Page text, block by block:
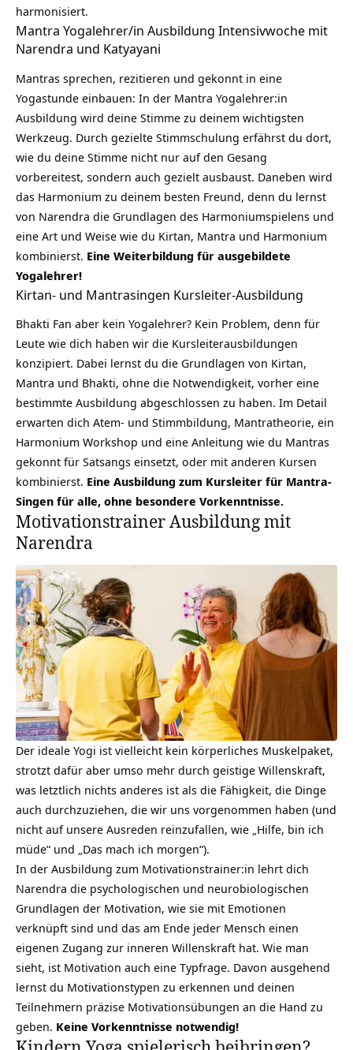
harmonisiert.
Mantra Yogalehrer/in Ausbildung Intensivwoche mit
Narendra und Katyayani
Mantras sprechen, rezitieren und gekonnt in eine
Yogastunde einbauen: In der Mantra Yogalehrer:in
Ausbildung wird deine Stimme zu deinem wichtigsten
Werkzeug. Durch gezielte Stimmschulung erfährst du dort,
wie du deine Stimme nicht nur auf den Gesang
vorbereitest, sondern auch gezielt ausbaust. Daneben wird
das Harmonium zu deinem besten Freund, denn du lernst
von Narendra die Grundlagen des Harmoniumspielens und
eine Art und Weise wie du Kirtan, Mantra und Harmonium
kombinierst. Eine Weiterbildung für ausgebildete
Yogalehrer!
Kirtan- und Mantrasingen Kursleiter-Ausbildung
Bhakti Fan aber kein Yogalehrer? Kein Problem, denn für
Leute wie dich haben wir die Kursleiterausbildungen
konzipiert. Dabei lernst du die Grundlagen von Kirtan,
Mantra und Bhakti, ohne die Notwendigkeit, vorher eine
bestimmte Ausbildung abgeschlossen zu haben. Im Detail
erwarten dich Atem- und Stimmbildung, Mantratheorie, ein
Harmonium Workshop und eine Anleitung wie du Mantras
gekonnt für Satsangs einsetzt, oder mit anderen Kursen
kombinierst. Eine Ausbildung zum Kursleiter für Mantra-
Singen für alle, ohne besondere Vorkenntnisse.
Motivationstrainer Ausbildung mit
Narendra
Der ideale Yogi ist vielleicht kein körperliches Muskelpaket,
strotzt dafür aber umso mehr durch geistige Willenskraft,
was letztlich nichts anderes ist als die Fähigkeit, die Dinge
auch durchzuziehen, die wir uns vorgenommen haben (und
nicht auf unsere Ausreden reinzufallen, wie „Hilfe, bin ich
müde“ und „Das mach ich morgen“).
In der Ausbildung zum Motivationstrainer:in lehrt dich
Narendra die psychologischen und neurobiologischen
Grundlagen der Motivation, wie sie mit Emotionen
verknüpft sind und das am Ende jeder Mensch einen
eigenen Zugang zur inneren Willenskraft hat. Wie man
sieht, ist Motivation auch eine Typfrage. Davon ausgehend
lernst du Motivationstypen zu erkennen und deinen
Teilnehmern präzise Motivationsübungen an die Hand zu
geben. Keine Vorkenntnisse notwendig!